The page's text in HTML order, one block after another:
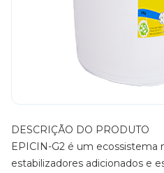
DESCRIÇÃO DO PRODUTO
EPICIN-G2 é um ecossistema
estabilizadores adicionados e